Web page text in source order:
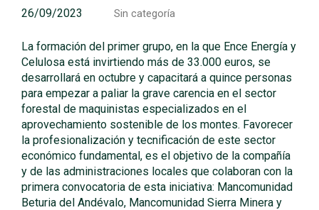
26/09/2023 Sin categoría
La formación del primer grupo, en la que Ence Energía y
Celulosa está invirtiendo más de 33.000 euros, se
desarrollará en octubre y capacitará a quince personas
para empezar a paliar la grave carencia en el sector
forestal de maquinistas especializados en el
aprovechamiento sostenible de los montes. Favorecer
la profesionalización y tecnificación de este sector
económico fundamental, es el objetivo de la compañía
y de las administraciones locales que colaboran con la
primera convocatoria de esta iniciativa: Mancomunidad
Beturia del Andévalo, Mancomunidad Sierra Minera y